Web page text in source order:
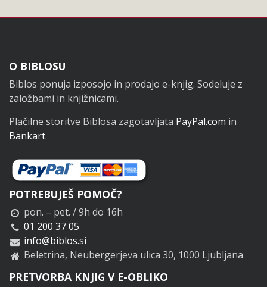
Noga
O BIBLOSU
Biblos ponuja izposojo in prodajo e-knjig. Sodeluje z
založbami in knjižnicami.
Plačilne storitve Biblosa zagotavljata PayPal.com in
Bankart.
POTREBUJEŠ POMOČ?
pon. – pet. / 9h do 16h
01 200 37 05
info@biblos.si
Beletrina, Neubergerjeva ulica 30, 1000 Ljubljana
PRETVORBA KNJIG V E-OBLIKO